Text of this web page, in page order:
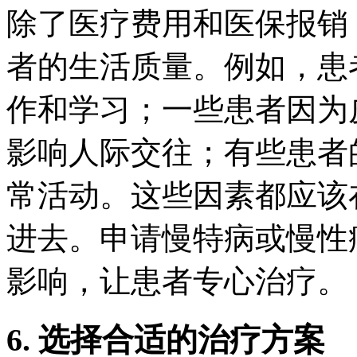
除了医疗费用和医保报
者的生活质量。例如，
作和学习；一些患者因
影响人际交往；有些患
常活动。这些因素都应
进去。申请慢特病或慢
影响，让患者专心治疗。
6. 选择合适的治疗方案